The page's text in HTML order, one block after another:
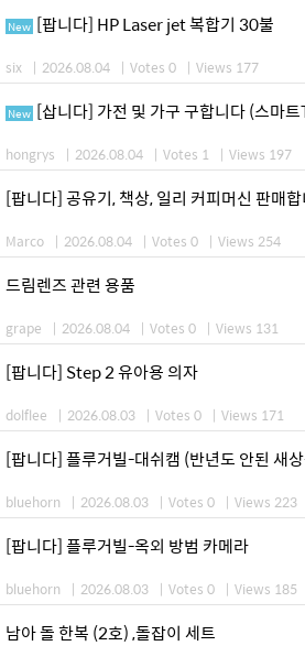
New [팝니다] HP Laser jet 복합기 30불
six | 2026.08.04 | Votes 0 | Views 177
New [삽니다] 가전 및 가구 구합니다 (스마
hongrys | 2026.08.04 | Votes 1 | Views 197
[팝니다] 공유기, 책상, 일리 커피머신 판매
Marco | 2026.08.04 | Votes 0 | Views 254
드림렌즈 관련 용품
grape | 2026.08.04 | Votes 0 | Views 131
[팝니다] Step 2 유아용 의자
dolflee | 2026.08.03 | Votes 0 | Views 171
[팝니다] 플루거빌-대쉬캠 (반년도 안된 새
bluehorn | 2026.08.03 | Votes 0 | Views 223
[팝니다] 플루거빌-옥외 방범 카메라
bluehorn | 2026.08.03 | Votes 0 | Views 185
남아 돌 한복 (2호) ,돌잡이 세트